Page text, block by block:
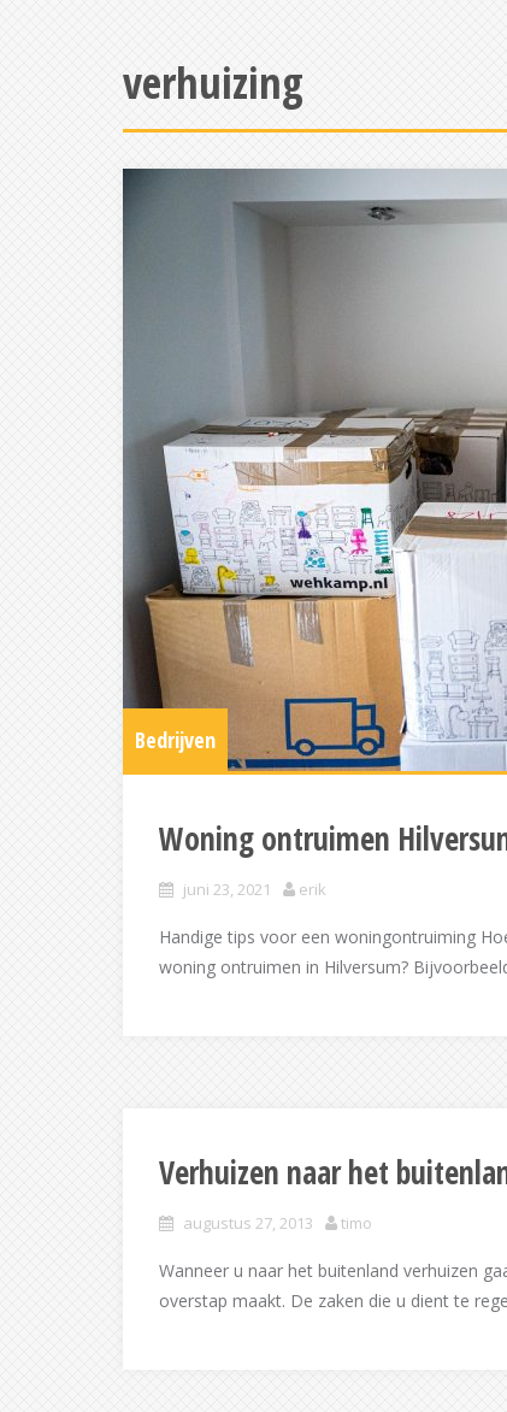
verhuizing
Bedrijven
Woning ontruimen
juni 23, 2021 erik
Handige tips voor een woningontruiming
woning ontruimen in Hilversum?
Verhuizen naar het
augustus 27, 2013 timo
Wanneer u naar het buitenland verhuizen
overstap maakt. De zaken die u dient te